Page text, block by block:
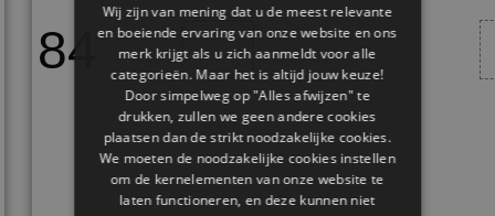
84
Wij zijn van mening dat u de meest relevante
en boeiende ervaring van onze website en ons
merk krijgt als u zich aanmeldt voor alle
categorieën. Maar het is altijd jouw keuze!
Door simpelweg op "Alles afwijzen" te
drukken, zullen we geen andere cookies
plaatsen dan de strikt noodzakelijke cookies.
We moeten de noodzakelijke cookies instellen
om de kernelementen van onze website te
laten functioneren, en deze kunnen niet